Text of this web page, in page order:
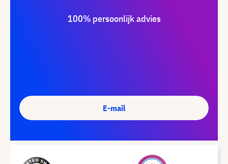
100% persoonlijk advies
E-mail